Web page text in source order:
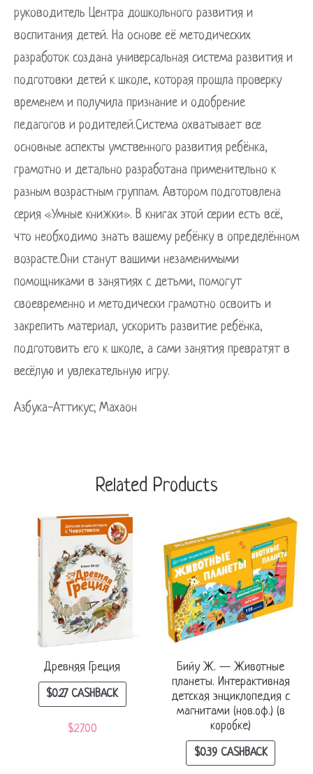
руководитель Центра дошкольного развития и
воспитания детей. На основе её методических
разработок создана универсальная система развития и
подготовки детей к школе, которая прошла проверку
временем и получила признание и одобрение
педагогов и родителей.Система охватывает все
основные аспекты умственного развития ребёнка,
грамотно и детально разработана применительно к
разным возрастным группам. Автором подготовлена
серия «Умные книжки». В книгах этой серии есть всё,
что необходимо знать вашему ребёнку в определённом
возрасте.Они станут вашими незаменимыми
помощниками в занятиях с детьми, помогут
своевременно и методически грамотно освоить и
закрепить материал, ускорить развитие ребёнка,
подготовить его к школе, а сами занятия превратят в
весёлую и увлекательную игру.
Азбука-Аттикус; Махаон
Related Products
Древняя Греция
$0.27CASHBACK
$27.00
Бийу Ж. — Животные
планеты. Интерактивная
детская энциклопедия с
магнитами (нов.оф.) (в
коробке)
$0.39CASHBACK